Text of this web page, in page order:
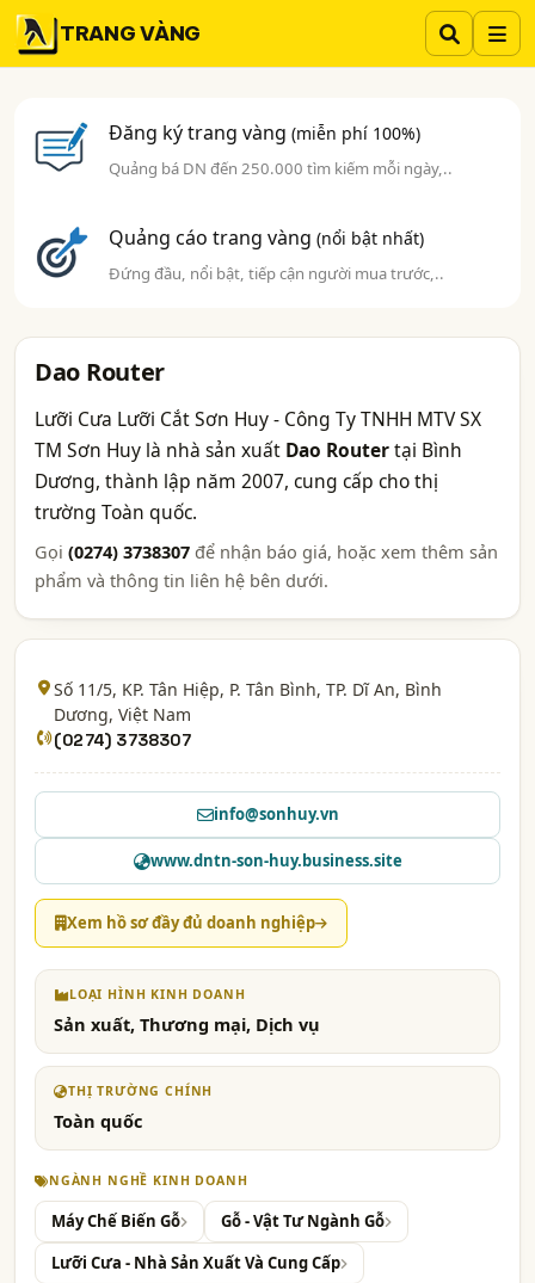
TRANG VÀNG
Đăng ký trang vàng(miễn phí 100%)
Quảng bá DN đến 250.000 tìm kiếm mỗi ngày,..
Quảng cáo trang vàng(nổi bật nhất)
Đứng đầu, nổi bật, tiếp cận người mua trước,..
Dao Router
Lưỡi Cưa Lưỡi Cắt Sơn Huy - Công Ty TNHH MTV SX
TM Sơn Huy là nhà sản xuất Dao Routertại Bình
Dương, thành lập năm 2007, cung cấp cho thị
trường Toàn quốc.
Gọi (0274) 3738307 để nhận báo giá, hoặc xem thêm sản
phẩm và thông tin liên hệ bên dưới.
Số 11/5, KP. Tân Hiệp, P. Tân Bình, TP. Dĩ An, Bình
Dương, Việt Nam
(0274) 3738307
info@sonhuy.vn
www.dntn-son-huy.business.site
Xem hồ sơ đầy đủ doanh nghiệp
LOẠI HÌNH KINH DOANH
Sản xuất, Thương mại, Dịch vụ
THỊ TRƯỜNG CHÍNH
Toàn quốc
NGÀNH NGHỀ KINH DOANH
Máy Chế Biến Gỗ
Gỗ - Vật Tư Ngành Gỗ
Lưỡi Cưa - Nhà Sản Xuất Và Cung Cấp